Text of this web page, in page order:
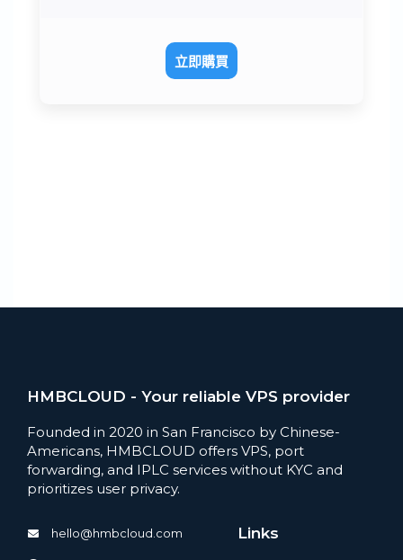
立即購買
HMBCLOUD - Your reliable VPS provider
Founded in 2020 in San Francisco by Chinese-
Americans, HMBCLOUD offers VPS, port
forwarding, and IPLC services without KYC and
prioritizes user privacy.
hello@hmbcloud.com Links